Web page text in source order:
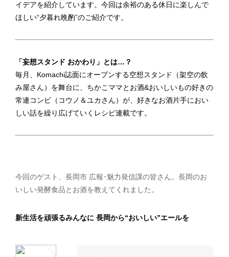
イデアを紹介しています。今回は余裕のある休日に楽しんで
ほしい“夕暮れ晩酌”のご紹介です。
「妄想スタンド おかわり」とは…？
毎月、Komachi誌面にオープンする空想スタンド（架空の飲
み屋さん）を舞台に、ちかこママとお酒&おいしいもの好きの
常連コンビ（コウノ＆ユカさん）が、好きなお酒片手におい
しい話を繰り広げていくレシピ連載です。
今回のゲスト、長岡市 広報･魅力発信課の皆さん。長岡のお
いしい発酵食品とお酒を教えてくれました。
新生活を頑張るみんなに 長岡から“おいしい”エールを